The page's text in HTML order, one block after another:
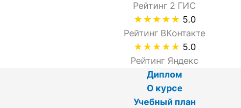
Рейтинг 2 ГИС
★★★★★ 5.0
Рейтинг ВКонтакте
★★★★★ 5.0
Рейтинг Яндекс
Диплом
О курсе
Учебный план